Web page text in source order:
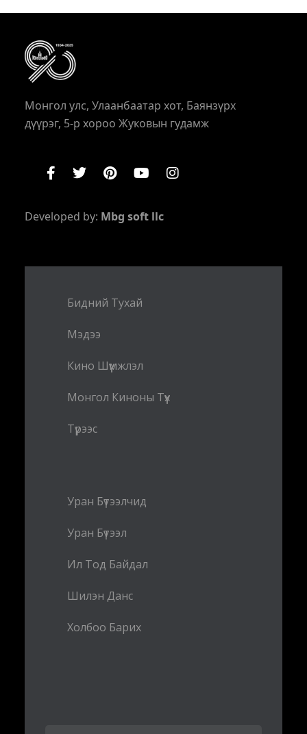
Монгол улс, Улаанбаатар хот, Баянзүрх
дүүрэг, 5-р хороо Жуковын гудамж
Developed by: Mbg soft llc
Бидний Тухай
Мэдээ
Кино Шүүмжлэл
Монгол Киноны Түүх
Түрээс
Уран Бүтээлчид
Уран Бүтээл
Ил Тод Байдал
Шилэн Данс
Холбоо Барих